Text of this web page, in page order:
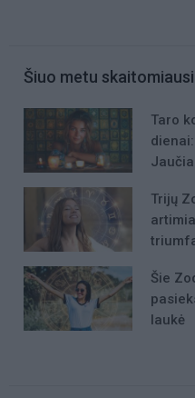
Šiuo metu skaitomiausi
Taro
Trijų
Šie
laukė